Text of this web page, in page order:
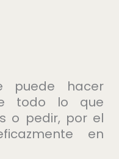
puede hacer
todo lo que
o pedir, por el
en